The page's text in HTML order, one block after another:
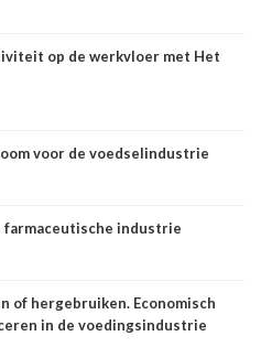
op de werkvloer met Het
voor de voedselindustrie
farmaceutische industrie
of hergebruiken. Economisch
in de voedingsindustrie